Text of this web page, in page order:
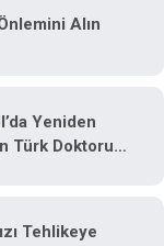
Alın
Yeniden
Türk Doktorum
Tehlikeye